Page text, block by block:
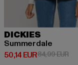
DICKIES
Summerdale
50,14 EUR
Derzeitiger Preis:
84,99 EUR